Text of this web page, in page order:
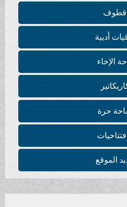
أدبية
الإخاء
حرة
الموقع